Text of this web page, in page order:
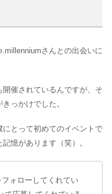
さんとの出会いに
催されているんですが、そ
っかけでした。
にとって初めてのイベントで
憶があります（笑）。
ォローしてくれてい